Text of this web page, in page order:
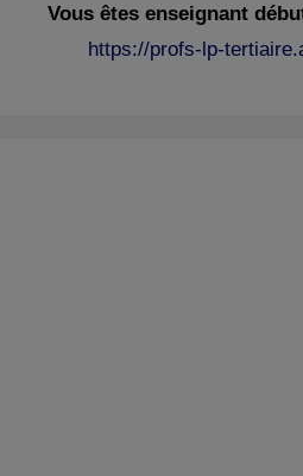
Vous êtes enseignant
https://profs-lp-